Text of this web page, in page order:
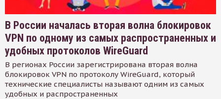
В России началась вторая волна блокировок
VPN по одному из самых распространенных и
удобных протоколов WireGuard
В регионах России зарегистрирована вторая волна
блокировок VPN по протоколу WireGuard, который
технические специалисты называют одним из самых
удобных и распространенных